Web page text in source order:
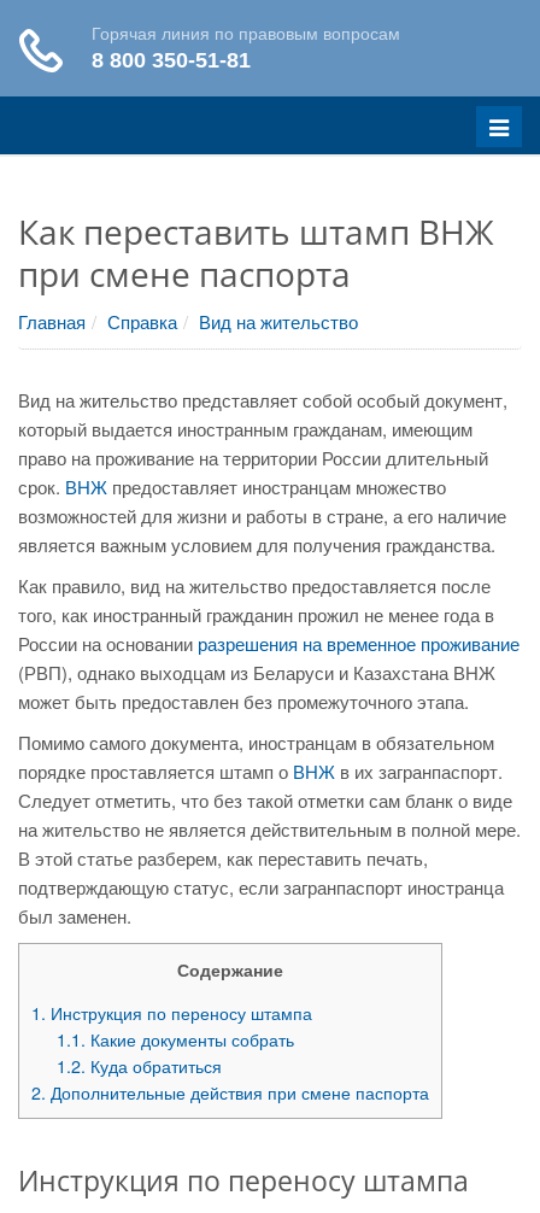
Меню
Как переставить штамп ВНЖ
при смене паспорта
Главная Справка Вид на жительство
Вид на жительство представляет собой особый документ,
который выдается иностранным гражданам, имеющим
право на проживание на территории России длительный
срок. ВНЖ предоставляет иностранцам множество
возможностей для жизни и работы в стране, а его наличие
является важным условием для получения гражданства.
Как правило, вид на жительство предоставляется после
того, как иностранный гражданин прожил не менее года в
России на основании разрешения на временное проживание
(РВП), однако выходцам из Беларуси и Казахстана ВНЖ
может быть предоставлен без промежуточного этапа.
Помимо самого документа, иностранцам в обязательном
порядке проставляется штамп о ВНЖ в их загранпаспорт.
Следует отметить, что без такой отметки сам бланк о виде
на жительство не является действительным в полной мере.
В этой статье разберем, как переставить печать,
подтверждающую статус, если загранпаспорт иностранца
был заменен.
Содержание
1. Инструкция по переносу штампа
1.1. Какие документы собрать
1.2. Куда обратиться
2. Дополнительные действия при смене паспорта
Инструкция по переносу штампа